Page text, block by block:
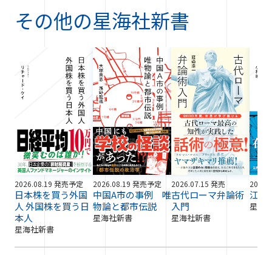
その他の星海社新書
2026.08.19 発売予定
日本株を買う外国
人 外国株を買う日
本人
星海社新書
2026.08.19 発売予定
中国A市の事例 唯
物論と都市伝説
星海社新書
2026.07.15 発売
古代ローマ弁論術
入門
星海社新書
江戸
星海